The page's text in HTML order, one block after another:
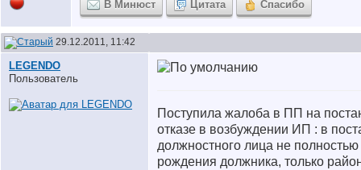
В Минюст Цитата Спасибо
29.12.2011, 11:42
LEGENDO
Пользователь
Поступила жалоба в ПП на
отказе в возбуждении ИП : в
должностного лица не полностью
рождения должника, только